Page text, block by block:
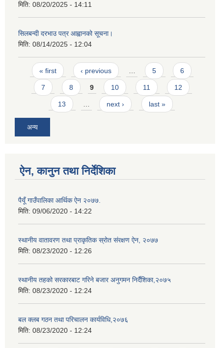
मिति: 08/20/2025 - 14:11
सिलबन्दी दरभाउ पत्र आह्वानको सूचना।
मिति: 08/14/2025 - 12:04
Pages
« first ‹ previous … 5 6
7 8 9 10 11 12
13 … next › last »
अन्य
ऐन, कानुन तथा निर्देशिका
पैयूँ गाउँपालिका आर्थिक ऐन २०७७.
मिति: 09/06/2020 - 14:22
स्थानीय वातावरण तथा प्राकृतिक स्रोत संरक्षण ऐन, २०७७
मिति: 08/23/2020 - 12:26
स्थानीय तहको सरकारबाट गरिने बजार अनुगमन निर्दैशिका,२०७५
मिति: 08/23/2020 - 12:24
बल क्लब गठन तथा परिचालन कार्यविधि,२०७६
मिति: 08/23/2020 - 12:24